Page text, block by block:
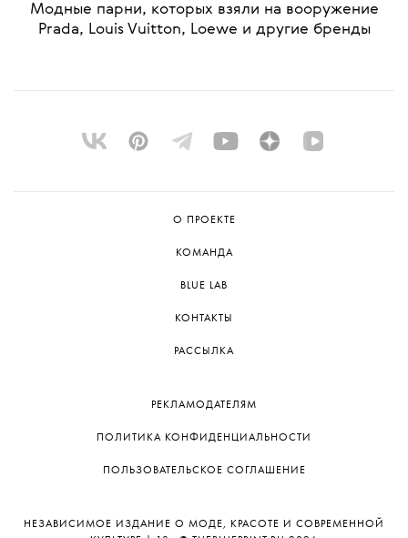
Модные парни, которых взяли на вооружение
Prada, Louis Vuitton, Loewe и другие бренды
О ПРОЕКТЕ
КОМАНДА
BLUE LAB
КОНТАКТЫ
РАССЫЛКА
РЕКЛАМОДАТЕЛЯМ
ПОЛИТИКА КОНФИДЕНЦИАЛЬНОСТИ
ПОЛЬЗОВАТЕЛЬСКОЕ СОГЛАШЕНИЕ
НЕЗАВИСИМОЕ ИЗДАНИЕ О МОДЕ, КРАСОТЕ И СОВРЕМЕННОЙ